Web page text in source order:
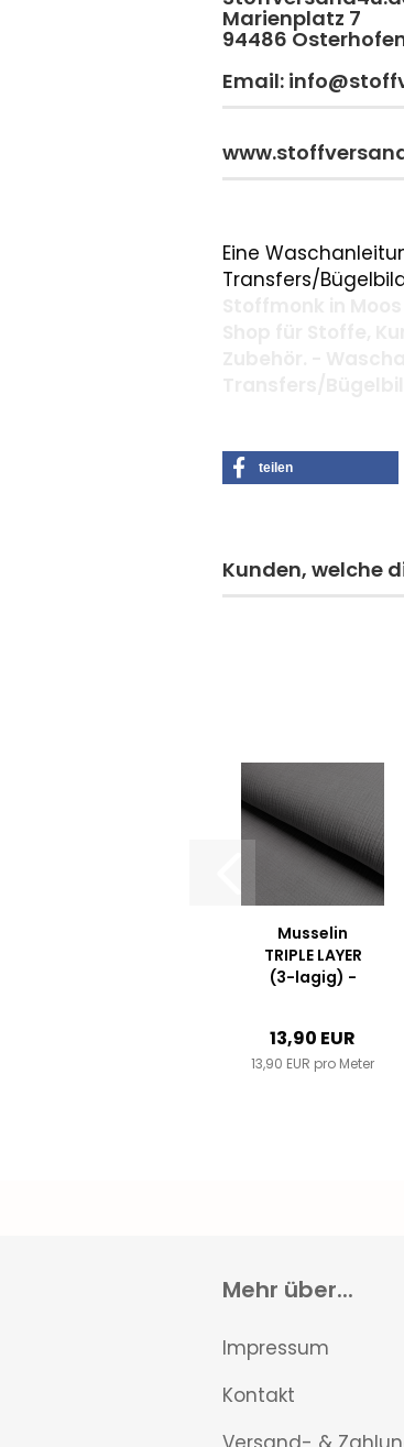
Marienplatz 7
94486
Email:
Eine
Transfers/
teilen
Kunden, welche
Musselin
TRIPLE LAYER
(3-lagig) -
13,90 EUR
13,90 EUR pro Meter
Mehr über...
Impressum
Kontakt